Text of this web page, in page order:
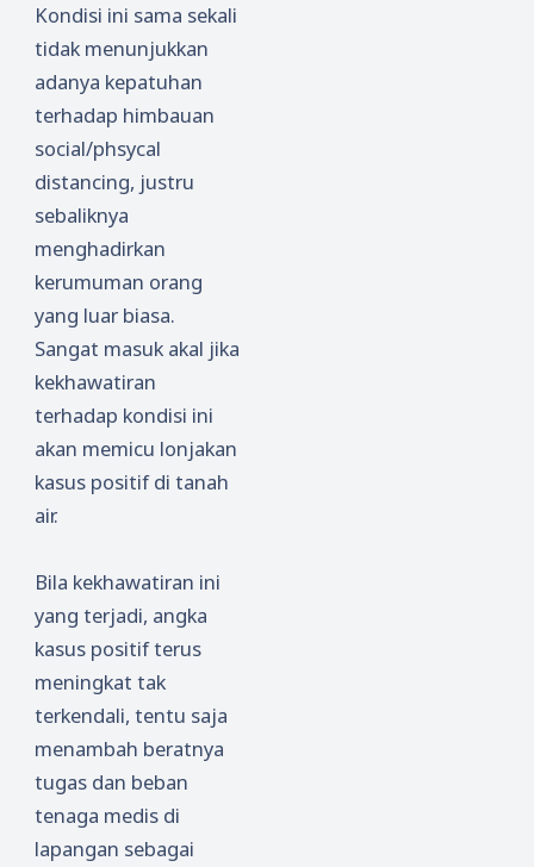
Kondisi ini sama sekali
tidak menunjukkan
adanya kepatuhan
terhadap himbauan
social/phsycal
distancing, justru
sebaliknya
menghadirkan
kerumuman orang
yang luar biasa.
Sangat masuk akal jika
kekhawatiran
terhadap kondisi ini
akan memicu lonjakan
kasus positif di tanah
air.
Bila kekhawatiran ini
yang terjadi, angka
kasus positif terus
meningkat tak
terkendali, tentu saja
menambah beratnya
tugas dan beban
tenaga medis di
lapangan sebagai